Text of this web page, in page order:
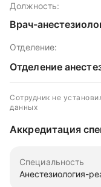
Должность:
Врач-
Отделение:
Отделение
Сотрудник не
данных
Аккредитация
Специальность
Анестезиология-